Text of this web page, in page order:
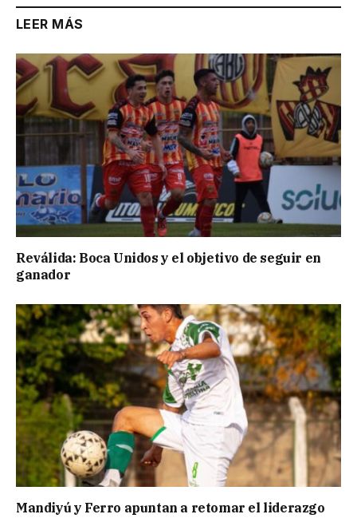
LEER MÁS
Reválida: Boca Unidos y el objetivo de seguir en
ganador
Mandiyú y Ferro apuntan a retomar el liderazgo